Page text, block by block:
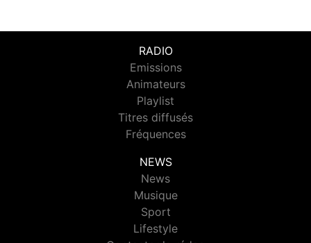
RADIO
Emissions
Animateurs
Playlist
Titres diffusés
Fréquences
NEWS
News
Musique
Sport
Lifestyle